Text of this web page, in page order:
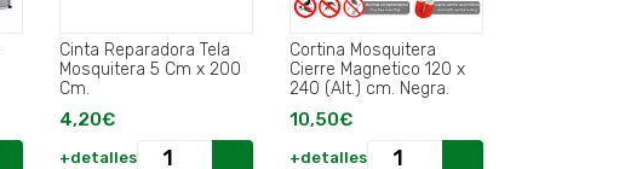
Cinta Reparadora Tela
Mosquitera 5 Cm x 200
Cm.
4,20€
+detalles
Cortina Mosquitera
Cierre Magnetico 120 x
240 (Alt.) cm. Negra.
10,50€
+detalles